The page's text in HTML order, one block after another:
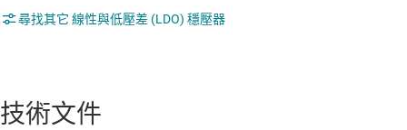
尋找其它 線性與低壓差 (LDO) 穩壓器
技術文件